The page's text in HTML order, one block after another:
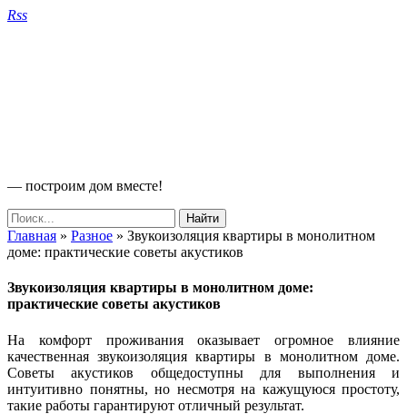
Rss
— построим дом вместе!
Главная » Разное » Звукоизоляция квартиры в монолитном
доме: практические советы акустиков
Звукоизоляция квартиры в монолитном доме:
практические советы акустиков
На комфорт проживания оказывает огромное влияние
качественная звукоизоляция квартиры в монолитном доме.
Советы акустиков общедоступны для выполнения и
интуитивно понятны, но несмотря на кажущуюся простоту,
такие работы гарантируют отличный результат.